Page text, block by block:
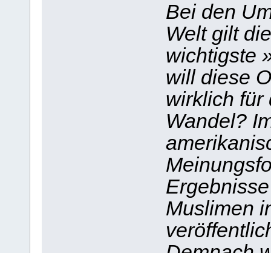
Bei den
Welt gilt
wichtigste
will diese
wirklich für
Wandel?
Muslimen